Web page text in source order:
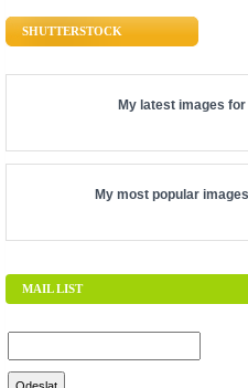
SHUTTERSTOCK
My latest images
My most popular
MAIL LIST